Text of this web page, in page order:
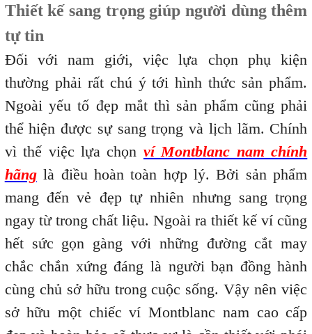
Thiết kế sang trọng giúp người dùng thêm
tự tin
Đối với nam giới, việc lựa chọn phụ kiện
thường phải rất chú ý tới hình thức sản phẩm.
Ngoài yếu tố đẹp mắt thì sản phẩm cũng phải
thể hiện được sự sang trọng và lịch lãm. Chính
vì thế việc lựa chọn ví Montblanc nam chính
hãnglà điều hoàn toàn hợp lý. Bởi sản phẩm
mang đến vẻ đẹp tự nhiên nhưng sang trọng
ngay từ trong chất liệu. Ngoài ra thiết kế ví cũng
hết sức gọn gàng với những đường cắt may
chắc chắn xứng đáng là người bạn đồng hành
cùng chủ sở hữu trong cuộc sống. Vậy nên việc
sở hữu một chiếc ví Montblanc nam cao cấp